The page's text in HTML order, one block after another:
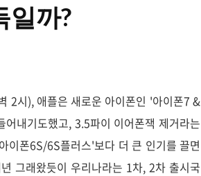
일까?
2시), 애플은 새로운 아이폰인 '아이폰7 &
내기도했고, 3.5파이 이어폰잭 제거라는
이폰6S/6S플러스'보다 더 큰 인기를 끌면
그래왔듯이 우리나라는 1차, 2차 출시국